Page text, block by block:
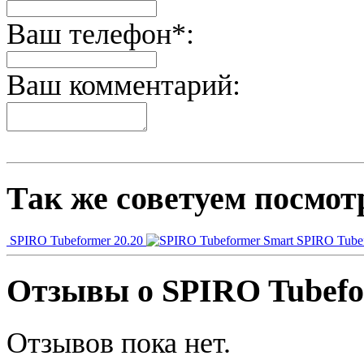
Ваш телефон*:
Ваш комментарий:
Так же советуем
SPIRO Tubeformer 20.20 SPIRO
Отзывы о SPIRO
Отзывов пока нет.